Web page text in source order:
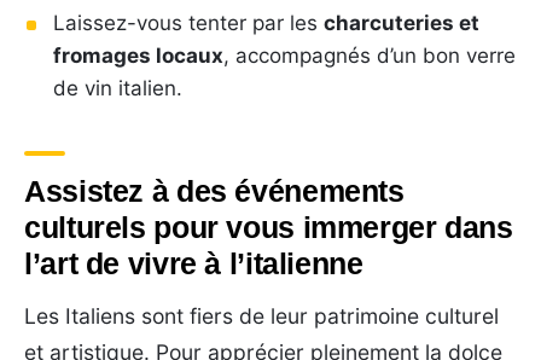
Laissez-vous tenter par les charcuteries et
fromages locaux, accompagnés d’un bon verre
de vin italien.
Assistez à des événements
culturels pour vous immerger dans
l’art de vivre à l’italienne
Les Italiens sont fiers de leur patrimoine culturel
et artistique. Pour apprécier pleinement la dolce